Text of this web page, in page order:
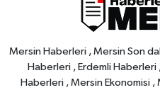
Mersin Haberleri , Mersin Son
Haberleri , Erdemli
Haberleri , Mersin Ekonomisi ,